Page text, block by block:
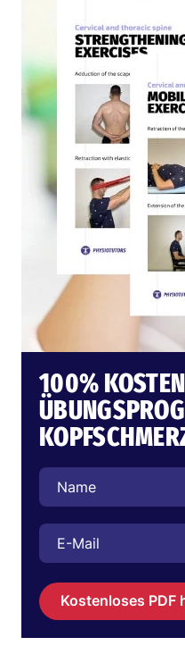
100%
Kostenloses PDF